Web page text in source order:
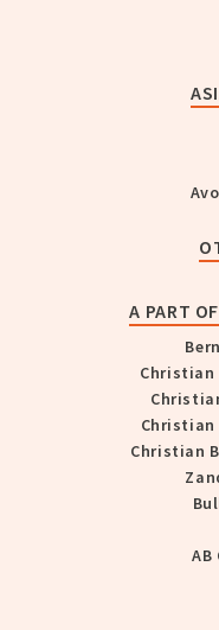
A PART
Christian
Christian
Christian
AB